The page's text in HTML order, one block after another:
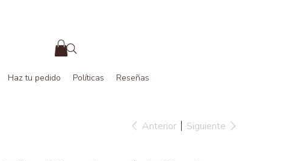
Haz tu pedido Políticas Reseñas
Anterior Siguiente